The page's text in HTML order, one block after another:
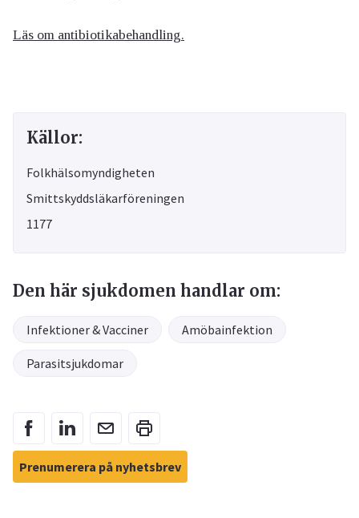
Läs om antibiotikabehandling.
Källor:
Folkhälsomyndigheten
Smittskyddsläkarföreningen
1177
Den här sjukdomen handlar om:
Infektioner & Vacciner Amöbainfektion
Parasitsjukdomar
Prenumerera på nyhetsbrev